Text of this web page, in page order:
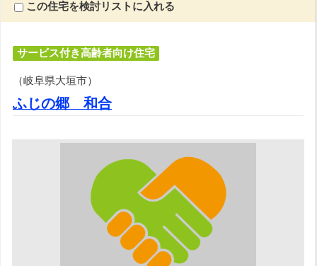
この住宅を検討リストに入れる
サービス付き高齢者向け住宅
（岐阜県大垣市）
ふじの郷 和合